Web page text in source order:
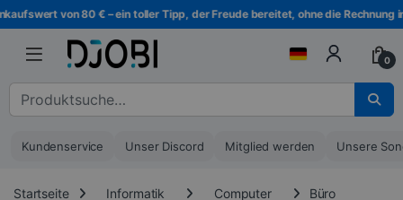
Zur Navigation springen
Direkt zum Inhaltvon 80 € – ein toller Tipp, der Freude bereitet, ohne die Rechnung
0
Suche nach :
Kundenservice Unser Discord Mitglied werden Unsere
Startseite Informatik Computer Büro